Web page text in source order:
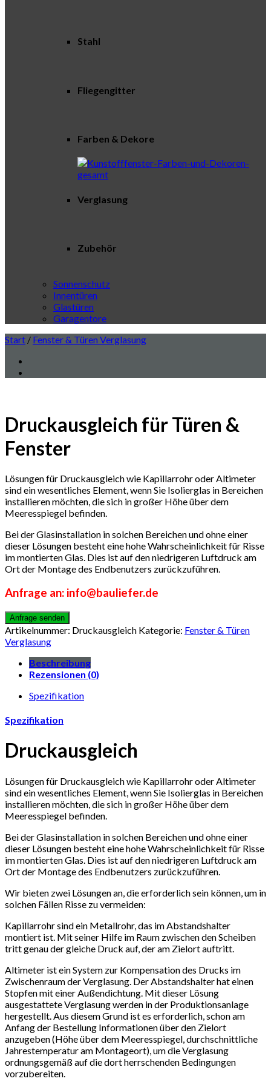
Stahl
Fliegengitter
Farben & Dekore
Verglasung
Zubehör
Sonnenschutz
Innentüren
Glastüren
Garagentore
Start / Fenster & Türen Verglasung
Druckausgleich für Türen &
Fenster
Lösungen für Druckausgleich wie Kapillarrohr oder Altimeter
sind ein wesentliches Element, wenn Sie Isolierglas in Bereichen
installieren möchten, die sich in großer Höhe über dem
Meeresspiegel befinden.
Bei der Glasinstallation in solchen Bereichen und ohne einer
dieser Lösungen besteht eine hohe Wahrscheinlichkeit für Risse
im montierten Glas. Dies ist auf den niedrigeren Luftdruck am
Ort der Montage des Endbenutzers zurückzuführen.
Anfrage an: info@bauliefer.de
Artikelnummer: Druckausgleich Kategorie: Fenster & Türen
Verglasung
Beschreibung
Rezensionen (0)
Spezifikation
Spezifikation
Druckausgleich
Lösungen für Druckausgleich wie Kapillarrohr oder Altimeter
sind ein wesentliches Element, wenn Sie Isolierglas in Bereichen
installieren möchten, die sich in großer Höhe über dem
Meeresspiegel befinden.
Bei der Glasinstallation in solchen Bereichen und ohne einer
dieser Lösungen besteht eine hohe Wahrscheinlichkeit für Risse
im montierten Glas. Dies ist auf den niedrigeren Luftdruck am
Ort der Montage des Endbenutzers zurückzuführen.
Wir bieten zwei Lösungen an, die erforderlich sein können, um in
solchen Fällen Risse zu vermeiden:
Kapillarrohr sind ein Metallrohr, das im Abstandshalter
montiert ist. Mit seiner Hilfe im Raum zwischen den Scheiben
tritt genau der gleiche Druck auf, der am Zielort auftritt.
Altimeter ist ein System zur Kompensation des Drucks im
Zwischenraum der Verglasung. Der Abstandshalter hat einen
Stopfen mit einer Außendichtung. Mit dieser Lösung
ausgestattete Verglasung werden in der Produktionsanlage
hergestellt. Aus diesem Grund ist es erforderlich, schon am
Anfang der Bestellung Informationen über den Zielort
anzugeben (Höhe über dem Meeresspiegel, durchschnittliche
Jahrestemperatur am Montageort), um die Verglasung
ordnungsgemäß auf die dort herrschenden Bedingungen
vorzubereiten.